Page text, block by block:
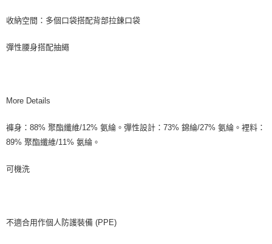
收納空間：多個口袋搭配背部拉鍊口袋
彈性腰身搭配抽繩
More Details
褲身：88% 聚酯纖維/12% 氨綸。彈性設計：73% 錦綸/27% 氨綸。裡料：
89% 聚酯纖維/11% 氨綸。
可機洗
不適合用作個人防護裝備 (PPE)